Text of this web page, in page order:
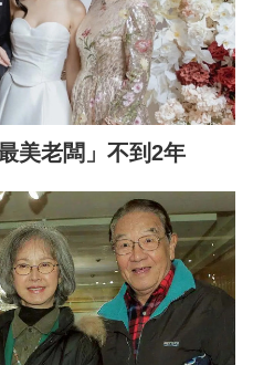
美老闆」不到2年